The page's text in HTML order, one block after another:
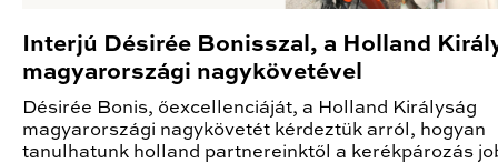
Interjú Désirée Bonisszal, a Holland
magyarországi nagykövetével
Désirée Bonis, őexcellenciáját, a Holland Királyság
magyarországi nagykövetét kérdeztük arról, hogyan
tanulhatunk holland partnereinktől a kerékpározás